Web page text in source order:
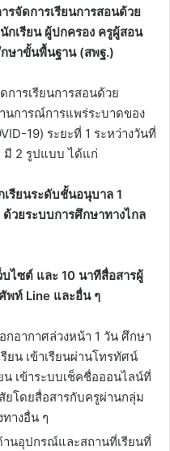
จัดการเรียนการสอนด้วย
กเรียน ผู้ปกครอง ครูผู้สอน
ษาขั้นพื้นฐาน (สพฐ.)
การเรียนการสอนด้วย
นการณ์การแพร่ระบาดของ
19) ระยะที่ 1 ระหว่างวันที่
มี 2 รูปแบบ ได้แก่
รียนระดับชั้นอนุบาล 1
วยระบบการศึกษาทางไกล
ไซต์ และ 10 นาทีสื่อสารผู้
พท์ Line และอื่น ๆ
อากาศล่วงหน้า 1 วัน ศึกษา
ยน เข้าเรียนผ่านโทรทัศน์
เข้าระบบเช็คชื่อออนไลน์ที่
โดยสื่อสารกับครูผ่านกลุ่ม
างอื่น ๆ
านอุปกรณ์และสถานที่เรียนที่